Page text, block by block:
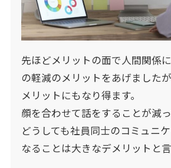
先ほどメリットの面で人間関係
の軽減のメリットをあげました
メリットにもなり得ます。
顔を合わせて話をすることが減っ
どうしても社員同士のコミュニ
なることは大きなデメリットと言